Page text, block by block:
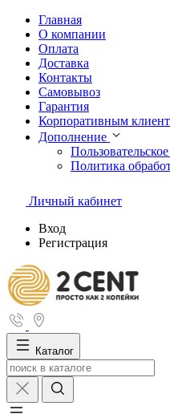
Главная
О компании
Оплата
Доставка
Контакты
Самовывоз
Гарантия
Корпоративным
Дополнение
Политика
Личный кабинет
Вход
Регистрация
Каталог